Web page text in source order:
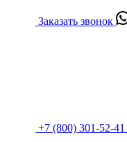
Заказать звонок
+7 (800) 301-52-41